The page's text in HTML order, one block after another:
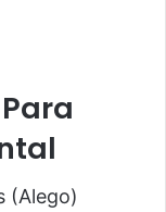
(Alego)